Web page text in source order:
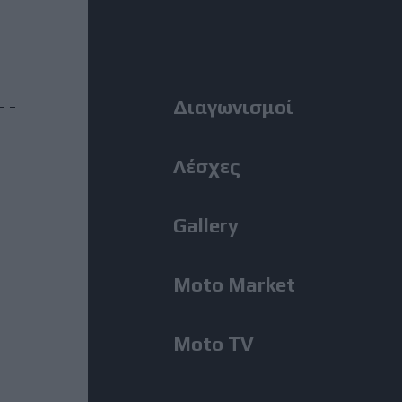
31 Ιούλιος, 2026
ακούμε, μόλις εμφανίστηκε για
Romaniacs, 2η Μέρα: Νίκη
Κουζή και αποτελέσματα ανά
άλλοι Έλληνες [Photos]
Διαγωνισμοί
Λέσχες
Gallery
Moto Market
Moto TV